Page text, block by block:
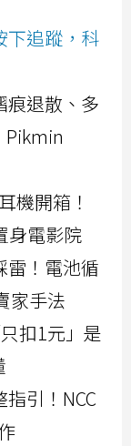
下追蹤，科
痕退散、多
Pikmin
機開箱！
身電影院
雷！電池循
家手法
扣1元」是
引！NCC